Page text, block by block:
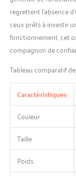
regrettent l’absence
ceux prêts à investir
fonctionnement, cet
compagnon de
Tableau comparatif
Caractéristiques
Couleur
Taille
Poids